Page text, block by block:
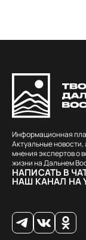
Информационная
Актуальные
мнения экспертов о
жизни на Дальнем
НАПИСАТЬ В
НАШ КАНАЛ НА